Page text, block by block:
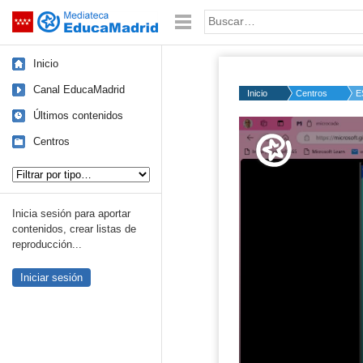
Saltar navegación Palabra o frase:
Inicio
Canal EducaMadrid
Últimos contenidos
Centros
Inicia sesión para aportar
contenidos, crear listas de
reproducción...
Iniciar sesión
Inicio Centros
Volume
50%